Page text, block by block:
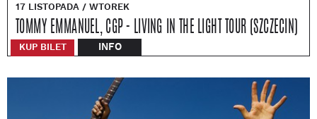
17 LISTOPADA / WTOREK
TOMMY EMMANUEL, CGP - LIVING IN THE LIGHT TOUR (SZCZECIN)
KUP BILET INFO